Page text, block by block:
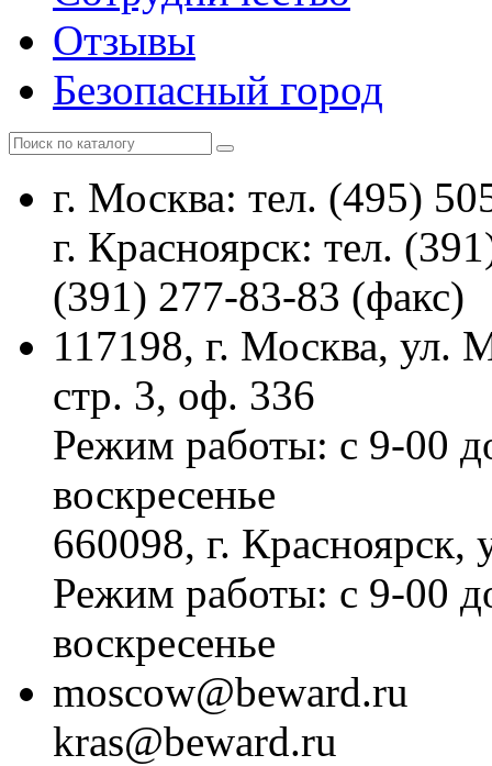
Отзывы
Безопасный город
г. Москва: тел. (495)
г. Красноярск: тел.
(391) 277-83-83 (факс)
117198, г. Москва, ул.
стр. 3, оф. 336
Режим работы: с 9-00
воскресенье
660098, г.
Режим работы: с 9-00
воскресенье
moscow@beward.ru
kras@beward.ru